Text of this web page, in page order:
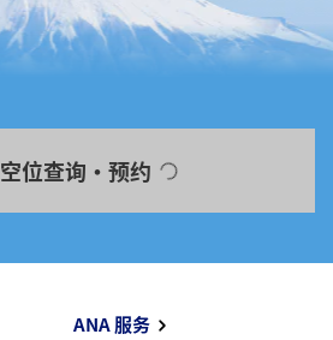
空位查询・预约
ANA 服务